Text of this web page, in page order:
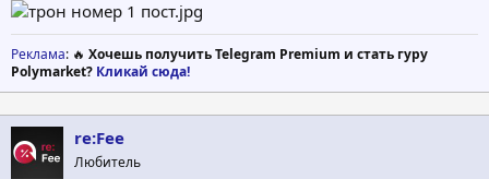
Реклама: 🔥 Хочешь получить Telegram Premium и стать гуру
Polymarket? Кликай сюда!
re:Fee
Любитель